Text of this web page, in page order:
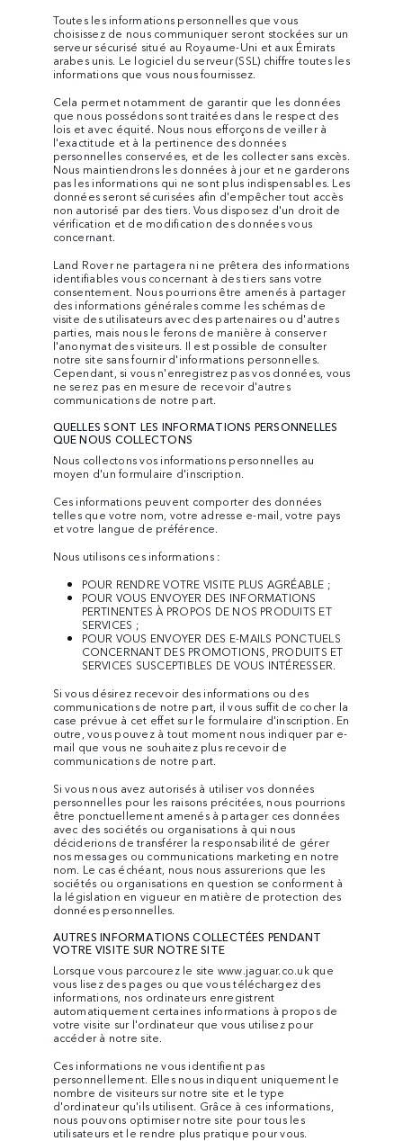
Toutes les informations personnelles que vous
choisissez de nous communiquer seront stockées sur un
serveur sécurisé situé au Royaume-Uni et aux Émirats
arabes unis. Le logiciel du serveur (SSL) chiffre toutes les
informations que vous nous fournissez.
Cela permet notamment de garantir que les données
que nous possédons sont traitées dans le respect des
lois et avec équité. Nous nous efforçons de veiller à
l'exactitude et à la pertinence des données
personnelles conservées, et de les collecter sans excès.
Nous maintiendrons les données à jour et ne garderons
pas les informations qui ne sont plus indispensables. Les
données seront sécurisées afin d'empêcher tout accès
non autorisé par des tiers. Vous disposez d'un droit de
vérification et de modification des données vous
concernant.
Land Rover ne partagera ni ne prêtera des informations
identifiables vous concernant à des tiers sans votre
consentement. Nous pourrions être amenés à partager
des informations générales comme les schémas de
visite des utilisateurs avec des partenaires ou d'autres
parties, mais nous le ferons de manière à conserver
l'anonymat des visiteurs. Il est possible de consulter
notre site sans fournir d'informations personnelles.
Cependant, si vous n'enregistrez pas vos données, vous
ne serez pas en mesure de recevoir d'autres
communications de notre part.
QUELLES SONT LES INFORMATIONS PERSONNELLES
QUE NOUS COLLECTONS
Nous collectons vos informations personnelles au
moyen d'un formulaire d'inscription.
Ces informations peuvent comporter des données
telles que votre nom, votre adresse e-mail, votre pays
et votre langue de préférence.
Nous utilisons ces informations :
POUR RENDRE VOTRE VISITE PLUS AGRÉABLE ;
POUR VOUS ENVOYER DES INFORMATIONS
PERTINENTES À PROPOS DE NOS PRODUITS ET
SERVICES ;
POUR VOUS ENVOYER DES E-MAILS PONCTUELS
CONCERNANT DES PROMOTIONS, PRODUITS ET
SERVICES SUSCEPTIBLES DE VOUS INTÉRESSER.
Si vous désirez recevoir des informations ou des
communications de notre part, il vous suffit de cocher la
case prévue à cet effet sur le formulaire d'inscription. En
outre, vous pouvez à tout moment nous indiquer par e-
mail que vous ne souhaitez plus recevoir de
communications de notre part.
Si vous nous avez autorisés à utiliser vos données
personnelles pour les raisons précitées, nous pourrions
être ponctuellement amenés à partager ces données
avec des sociétés ou organisations à qui nous
déciderions de transférer la responsabilité de gérer
nos messages ou communications marketing en notre
nom. Le cas échéant, nous nous assurerions que les
sociétés ou organisations en question se conforment à
la législation en vigueur en matière de protection des
données personnelles.
AUTRES INFORMATIONS COLLECTÉES PENDANT
VOTRE VISITE SUR NOTRE SITE
Lorsque vous parcourez le site www.jaguar.co.ukque
vous lisez des pages ou que vous téléchargez des
informations, nos ordinateurs enregistrent
automatiquement certaines informations à propos de
votre visite sur l'ordinateur que vous utilisez pour
accéder à notre site.
Ces informations ne vous identifient pas
personnellement. Elles nous indiquent uniquement le
nombre de visiteurs sur notre site et le type
d'ordinateur qu'ils utilisent. Grâce à ces informations,
nous pouvons optimiser notre site pour tous les
utilisateurs et le rendre plus pratique pour vous.